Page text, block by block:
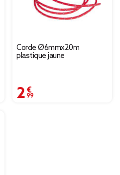
Corde Ø6mmx20m
plastique jaune
2,99 €